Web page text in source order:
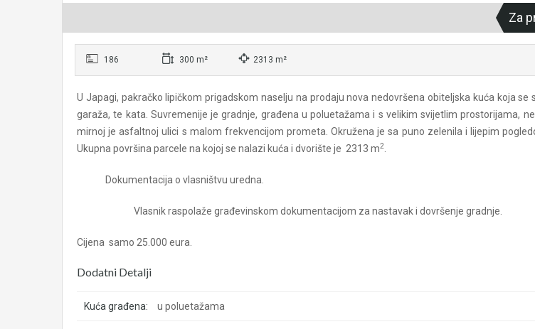
Za
186 300 m² 2313 m²
U Japagi, pakračko lipičkom prigadskom naselju na prodaju nova nedovršena obiteljska kuća koja se
garaža, te kata. Suvremenije je gradnje, građena u poluetažama i s velikim svijetlim prostorijama,
mirnoj je asfaltnoj ulici s malom frekvencijom prometa. Okružena je sa puno zelenila i lijepim
Ukupna površina parcele na kojoj se nalazi kuća i dvorište je 2313 m2
Dokumentacija o vlasništvu uredna.
Vlasnik raspolaže građevinskom dokumentacijom za nastavak i dovršenje gradnje.
Cijena samo 25.000 eura.
Dodatni Detalji
Kuća građena: u poluetažama